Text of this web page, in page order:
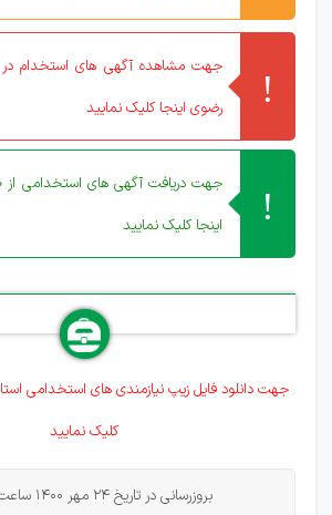
جهت مشاهده آگهی های استخدام در
رضوی اینجا کلیک نمایید
جهت دریافت آگهی های استخدامی از
اینجا کلیک نمایید
جهت دانلود فایل زیپ نیازمندی های استخدامی
کلیک نمایید
بروزرسانی در تاریخ 24 مهر 1400 ساعت 00:35